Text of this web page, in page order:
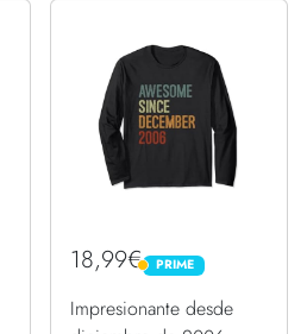
divertido Regalo...
18,99€ PRIME
PRIME
Impresionante desde